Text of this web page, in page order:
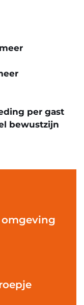
per gast
bewustzijn